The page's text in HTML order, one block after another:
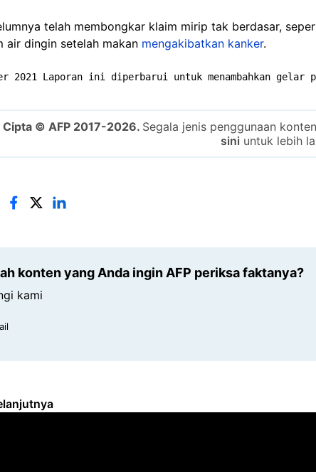
telah membongkar klaim mirip tak berdasar,
air dingin setelah makan mengakibatkan kanker.
2021 Laporan ini diperbarui untuk menambahkan gelar
Cipta © AFP 2017-2026. Segala jenis penggunaan
sini untuk lebih
konten yang Anda ingin AFP periksa faktanya?
kami